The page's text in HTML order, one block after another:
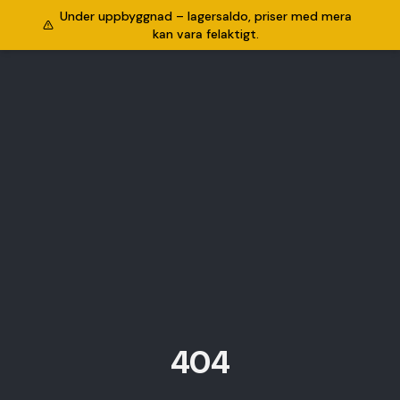
Under uppbyggnad – lagersaldo, priser med mera
kan vara felaktigt.
404